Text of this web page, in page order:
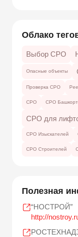
Облако
Выбор СРО
Опасные объекты
Проверка СРО
СРО СРО
СРО для
СРО Изыскателей
СРО Строителей
Полезная
“НОСТРОЙ”
http://